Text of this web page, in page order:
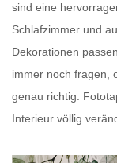
sind eine
Schlafzimmer und
Dekorationen
immer noch fragen,
genau richtig.
Interieur völlig